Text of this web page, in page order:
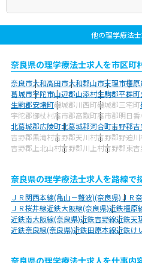
他の理学療法
奈良県の理学療法士求人を市区町
奈良市大和高田市大和郡山市天理市橿原
葛城市宇陀市山辺郡山添村生駒郡平群町
生駒郡安堵町磯城郡川西町磯城郡三宅町
宇陀郡御杖村高市郡高取町高市郡明日香
北葛城郡広陵町北葛城郡河合町吉野郡吉
吉野郡黒滝村吉野郡天川村吉野郡野迫川
吉野郡上北山村吉野郡川上村吉野郡東吉
奈良県の理学療法士求人を路線で
ＪＲ関西本線(亀山－難波)(奈良県)ＪＲ
ＪＲ桜井線近鉄大阪線(奈良県)近鉄橿原
近鉄南大阪線(奈良県)近鉄吉野線近鉄天
近鉄奈良線(奈良県)近鉄田原本線近鉄け
奈良県の理学療法士求人を仕事内